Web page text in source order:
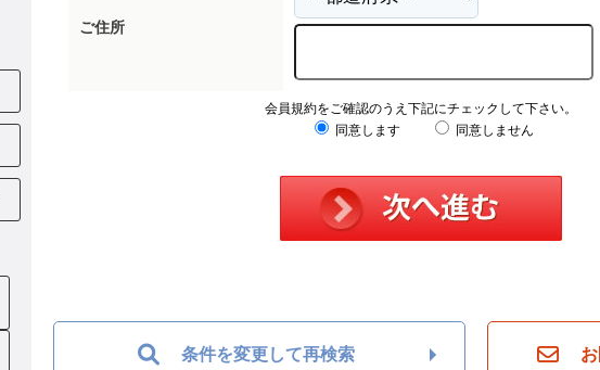
ご住所
会員規約をご確認のうえ下記にチェックして下さい。
同意します
同意しません
条件を変更して再検索